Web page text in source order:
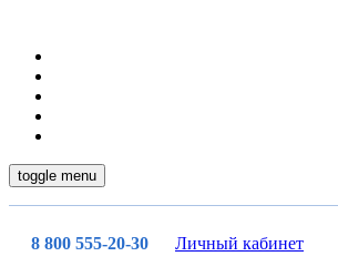
toggle menu
8 800 555-20-30 Личный кабинет